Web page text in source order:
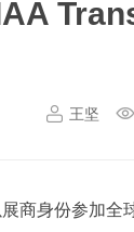
王坚
商身份参加